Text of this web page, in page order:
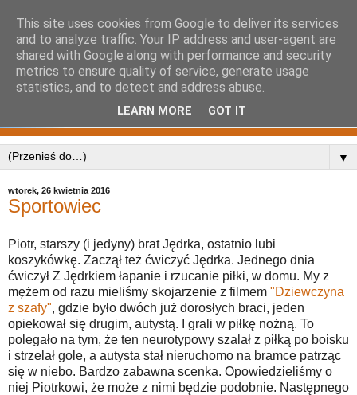
▼
wtorek, 26 kwietnia 2016
Sportowiec
Piotr, starszy (i jedyny) brat Jędrka, ostatnio lubi
koszykówkę. Zaczął też ćwiczyć Jędrka. Jednego dnia
ćwiczył Z Jędrkiem łapanie i rzucanie piłki, w domu. My z
mężem od razu mieliśmy skojarzenie z filmem "Dziewczyna
z szafy", gdzie było dwóch już dorosłych braci, jeden
opiekował się drugim, autystą. I grali w piłkę nożną. To
polegało na tym, że ten neurotypowy szalał z piłką po boisku
i strzelał gole, a autysta stał nieruchomo na bramce patrząc
się w niebo. Bardzo zabawna scenka. Opowiedzieliśmy o
niej Piotrkowi, że może z nimi będzie podobnie. Następnego
This site uses cookies from Google to deliver its services
and to analyze traffic. Your IP address and user-agent are
shared with Google along with performance and security
metrics to ensure quality of service, generate usage
statistics, and to detect and address abuse.
LEARN MORE GOT IT